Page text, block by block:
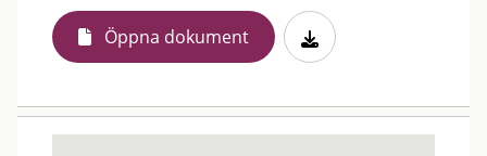
Öppna dokument